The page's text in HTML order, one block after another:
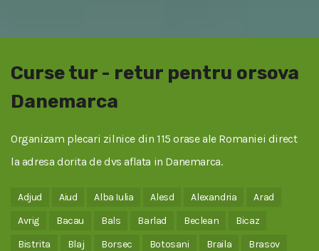
Curse tur - retur pentru orsova
Danemarca
Organizam plecari zilnice din 115 orase ale Romaniei direct
la adresa dorita de dvs aflata in Danemarca.
Adjud Aiud Alba Iulia Alesd Alexandria
Arad
Avrig
Bacau Bals Barlad Beclean
Bicaz
Bistrita
Blaj Borsec Botosani Braila
Brasov